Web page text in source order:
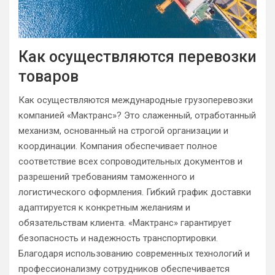
Как осуществляются перевозки
товаров
Как осуществляются международные грузоперевозки
компанией «Мактранс»? Это слаженный, отработанный
механизм, основанный на строгой организации и
координации. Компания обеспечивает полное
соответствие всех сопроводительных документов и
разрешений требованиям таможенного и
логистического оформления. Гибкий график доставки
адаптируется к конкретным желаниям и
обязательствам клиента. «Мактранс» гарантирует
безопасность и надежность транспортировки.
Благодаря использованию современных технологий и
профессионализму сотрудников обеспечивается